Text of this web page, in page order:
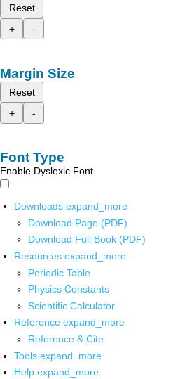
Reset
+
-
Margin Size
Reset
+
-
Font Type
Enable Dyslexic Font
Downloads expand_more
Download Page (PDF)
Download Full Book (PDF)
Resources expand_more
Periodic Table
Physics Constants
Scientific Calculator
Reference expand_more
Reference & Cite
Tools expand_more
Help expand_more